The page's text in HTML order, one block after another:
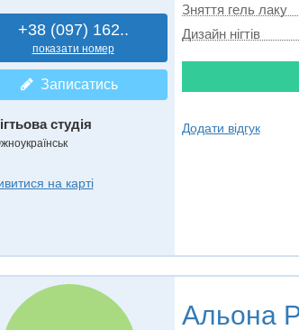
+38 (097) 162..
показати номер
Записатись
студія
на карті
Зняття гель лаку
Дизайн нігтів
Додати відгук
Альона